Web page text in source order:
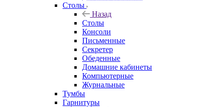
Столы
Назад
Столы
Консоли
Письменные
Секретер
Обеденные
Домашние кабинеты
Компьютерные
Журнальные
Тумбы
Гарнитуры